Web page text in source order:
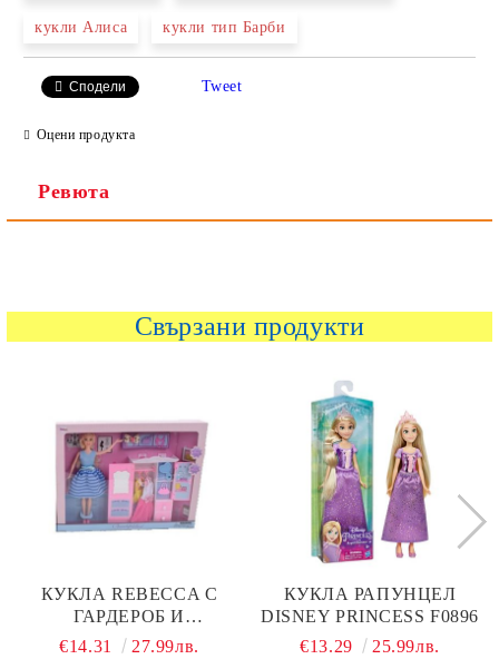
Ние ще се свържем с вас в рамките на работния ден.
кукли Алиса кукли тип Барби
Сподели Tweet
Оцени продукта
Ревюта
Свързани продукти
КУКЛА REBECCA С
ГАРДЕРОБ И
АКСЕСОАРИ
€14.31 27.99лв.
КУКЛА РАПУНЦЕЛ
DISNEY PRINCESS F0896
€13.29
25.99лв.